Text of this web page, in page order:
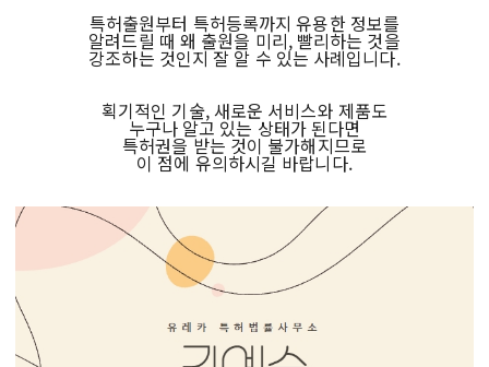
특허출원부터 특허등록까지 유용한 정보를
알려드릴 때 왜 출원을 미리, 빨리하는 것을
강조하는 것인지 잘 알 수 있는 사례입니다.
획기적인 기술, 새로운 서비스와 제품도
누구나 알고 있는 상태가 된다면
특허권을 받는 것이 불가해지므로
이 점에 유의하시길 바랍니다.